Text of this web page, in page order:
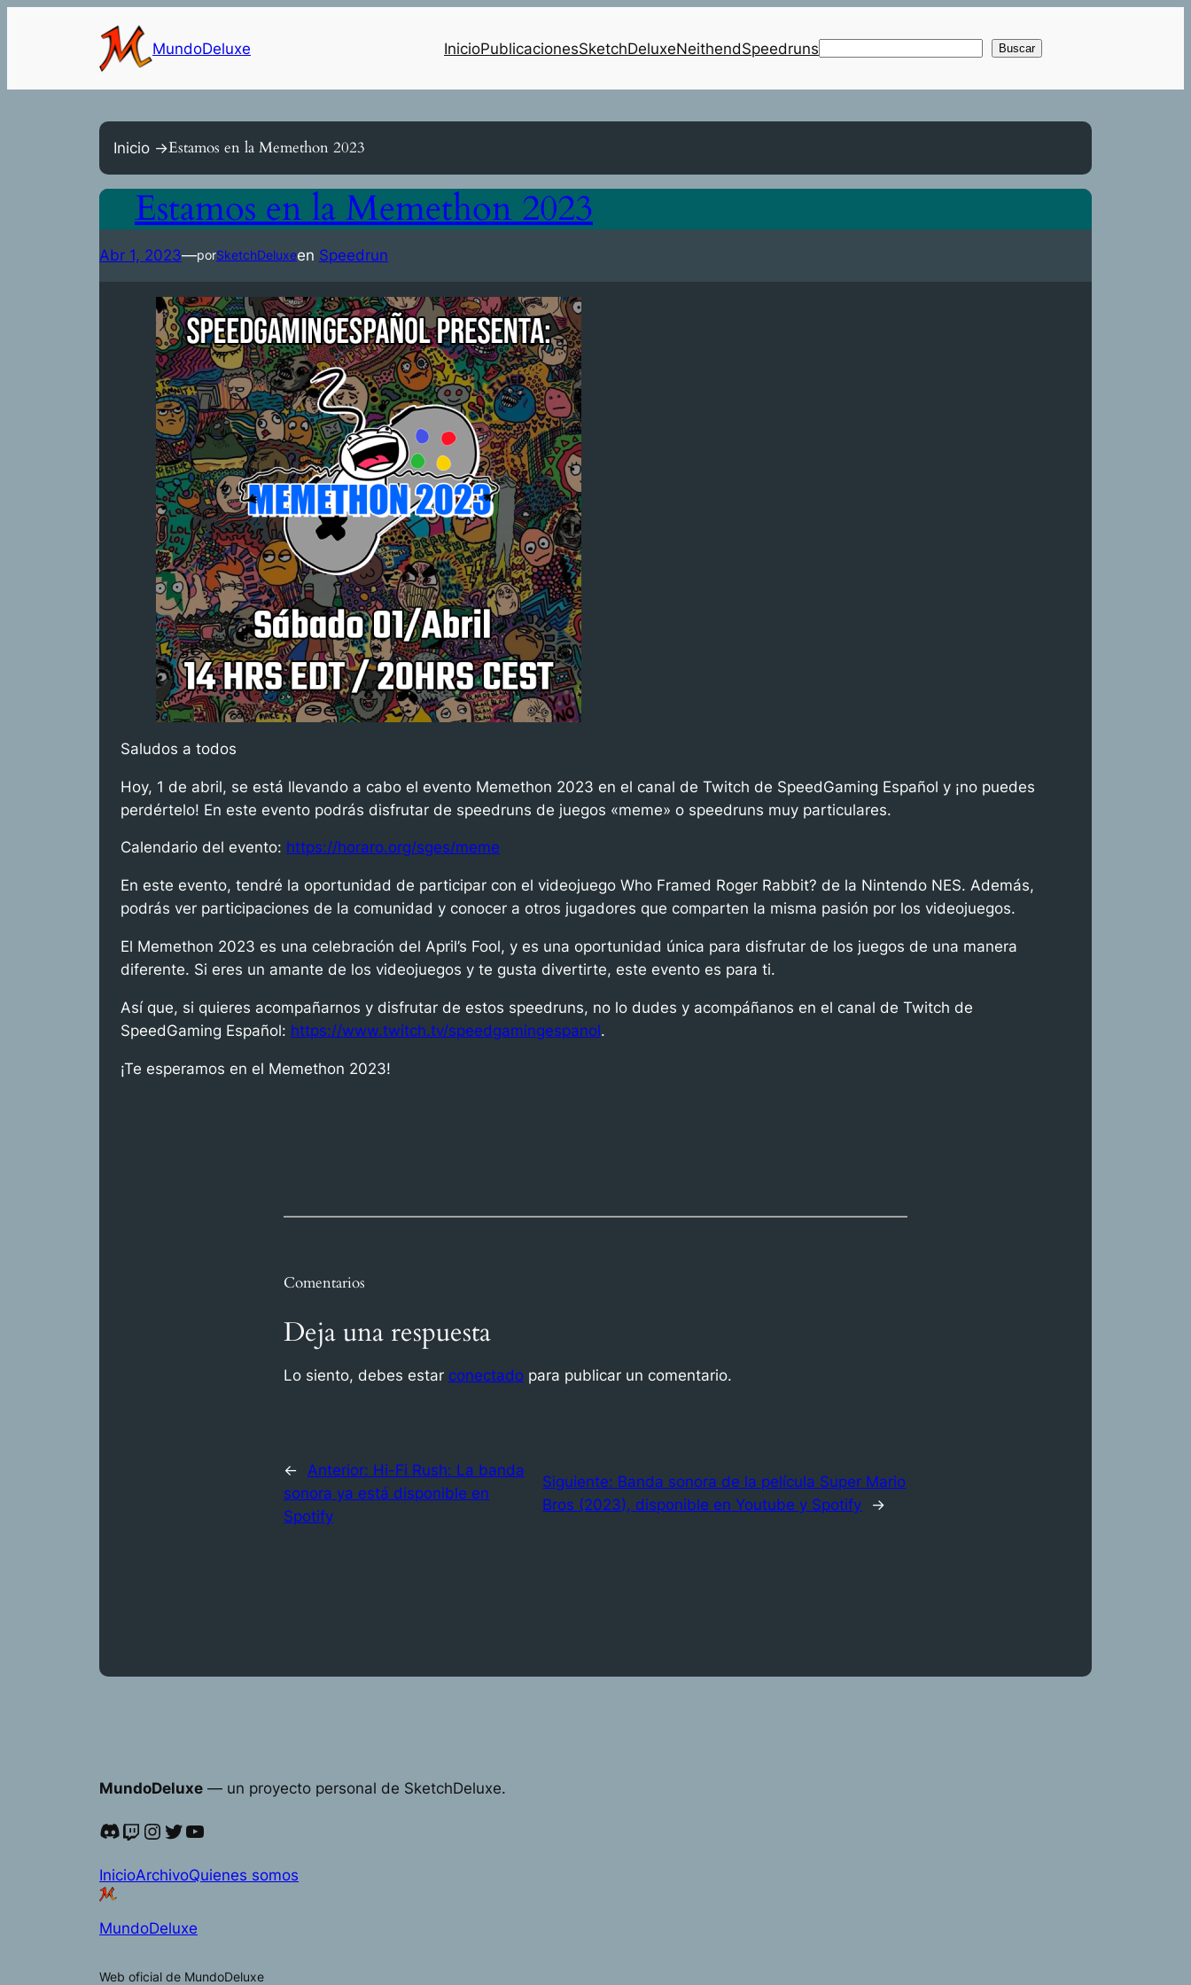
MundoDeluxe InicioPublicacionesSketchDeluxeNeithendSpeedruns Buscar
Inicio ->Estamos en la Memethon 2023
Estamos en la Memethon 2023
Abr 1, 2023—porSketchDeluxeen Speedrun
Saludos a todos
Hoy, 1 de abril, se está llevando a cabo el evento Memethon 2023 en el canal de Twitch de SpeedGaming Español y ¡no puedes
perdértelo! En este evento podrás disfrutar de speedruns de juegos «meme» o speedruns muy particulares.
Calendario del evento: https://horaro.org/sges/meme
En este evento, tendré la oportunidad de participar con el videojuego Who Framed Roger Rabbit? de la Nintendo NES. Además,
podrás ver participaciones de la comunidad y conocer a otros jugadores que comparten la misma pasión por los videojuegos.
El Memethon 2023 es una celebración del April’s Fool, y es una oportunidad única para disfrutar de los juegos de una manera
diferente. Si eres un amante de los videojuegos y te gusta divertirte, este evento es para ti.
Así que, si quieres acompañarnos y disfrutar de estos speedruns, no lo dudes y acompáñanos en el canal de Twitch de
SpeedGaming Español: https://www.twitch.tv/speedgamingespanol.
¡Te esperamos en el Memethon 2023!
Comentarios
Deja una respuesta
Lo siento, debes estar conectado para publicar un comentario.
← Anterior: Hi-Fi Rush: La banda
sonora ya está disponible en
Spotify
Siguiente: Banda sonora de la película Super Mario
Bros (2023), disponible en Youtube y Spotify
→
MundoDeluxe — un proyecto personal de SketchDeluxe.
Discord
Twitch
Instagram
Twitter
YouTube
InicioArchivoQuienes somos
MundoDeluxe
Web oficial de MundoDeluxe